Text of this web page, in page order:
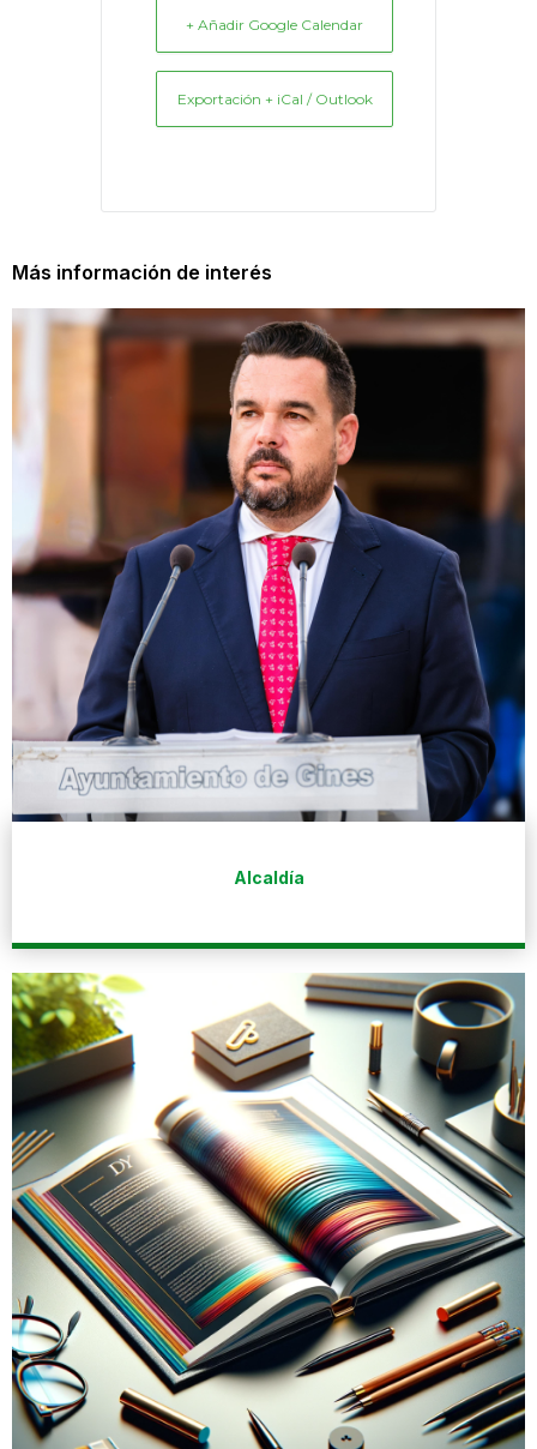
+ Añadir Google Calendar
Exportación + iCal / Outlook
Más información de interés
Alcaldía